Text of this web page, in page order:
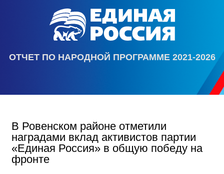
ОТЧЕТ ПО НАРОДНОЙ ПРОГРАММЕ 2021-2026
В Ровенском районе отметили
наградами вклад активистов партии
«Единая Россия» в общую победу на
фронте